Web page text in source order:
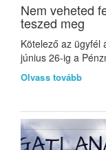
Nem veheted
teszed meg
Kötelező az ügyfél
június 26-ig a
Olvass tovább